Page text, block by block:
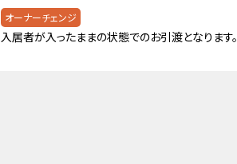
オーナーチェンジ
入居者が入ったままの状態でのお引渡となります。